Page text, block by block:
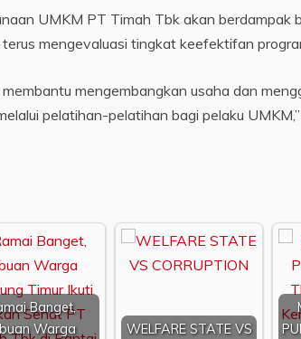
UMKM PT Timah Tbk akan berdampak
mengevaluasi tingkat keefektifan
mengembangkan usaha dan
pelatihan-pelatihan bagi pelaku UMKM,”
Banget,
Warga
WELFARE STATE VS